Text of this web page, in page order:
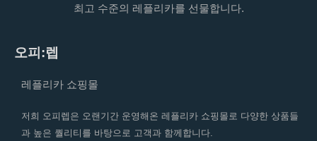
최고 수준의 레플리카를 선물합니다.
오피:렙
레플리카 쇼핑몰
저희 오피렙은 오랜기간 운영해온 레플리카 쇼핑몰로 다양한 상품들
과 높은 퀄리티를 바탕으로 고객과 함께합니다.